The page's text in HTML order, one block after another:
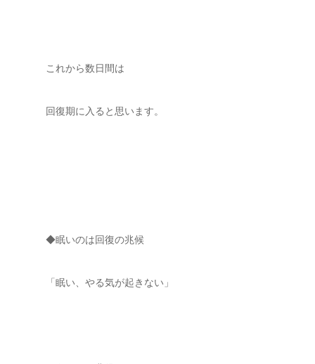
これから数日間は
回復期に入ると思います。
◆眠いのは回復の兆候
「眠い、やる気が起きない」